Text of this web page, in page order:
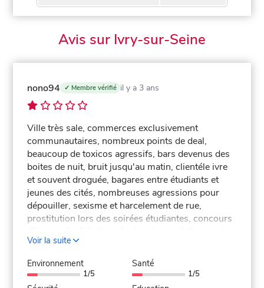
Avis sur Ivry-sur-Seine
nono94 ✓ Membre vérifié il y a 3 ans
Ville très sale, commerces exclusivement
communautaires, nombreux points de deal,
beaucoup de toxicos agressifs, bars devenus des
boites de nuit, bruit jusqu'au matin, clientéle ivre
et souvent droguée, bagares entre étudiants et
jeunes des cités, nombreuses agressions pour
dépouiller, sexisme et harcelement de rue,
prostitution lors des soirées étudiantes, concours
la sortie !, guerre de territoire, coups de feu et tirs
de mortier en plein square avec enfants et mères
présentes !, absence totale de police, démission
d'autorité et clientélisme coté maire, présence trés
Voir la suite
Environnement
1/5
Santé
1/5